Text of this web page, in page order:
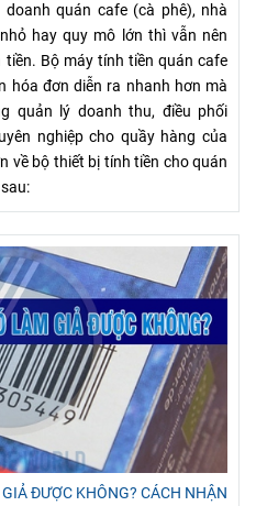
quán cafe (cà phê), nhà
hay quy mô lớn thì vẫn nên
Bộ máy tính tiền quán cafe
hóa đơn diễn ra nhanh hơn mà
quản lý doanh thu, điều phối
nghiệp cho quầy hàng của
về bộ thiết bị tính tiền cho quán
ĐƯỢC KHÔNG? CÁCH NHẬN